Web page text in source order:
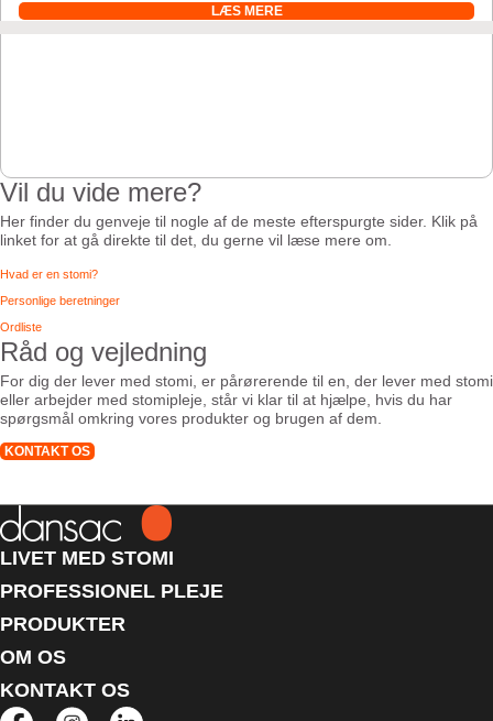
LÆS MERE
Vil du vide mere?
Her finder du genveje til nogle af de meste efterspurgte sider. Klik på
linket for at gå direkte til det, du gerne vil læse mere om.
Hvad er en stomi?
Personlige beretninger
Ordliste
Råd og vejledning
For dig der lever med stomi, er pårørerende til en, der lever med stomi
eller arbejder med stomipleje, står vi klar til at hjælpe, hvis du har
spørgsmål omkring vores produkter og brugen af dem.
KONTAKT OS
LIVET MED STOMI
PROFESSIONEL PLEJE
PRODUKTER
OM OS
KONTAKT OS